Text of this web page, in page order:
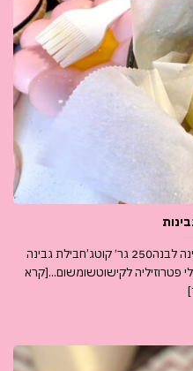
מצרכים:בצק פילו -שמרית250 גר׳ גבינה לבנה250 גר׳ קוטג’חבילת גבינה
פטרוזיליה לקישוטשומשום...[קרא